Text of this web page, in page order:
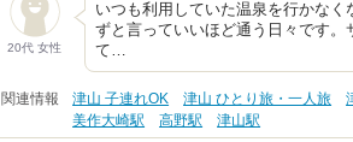
20代 女性
いつも利用していた温泉を行かな
ずと言っていいほど通う日々です
て…
関連情報 津山 子連れOK 津山 ひとり旅・一人旅
美作大崎駅
高野駅 津山駅